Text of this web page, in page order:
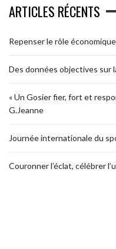
ARTICLES RÉCENTS
Repenser le rôle
Des données objectives sur
« Un Gosier fier, fort et
G.Jeanne
Journée internationale du
Couronner l’éclat, célébrer